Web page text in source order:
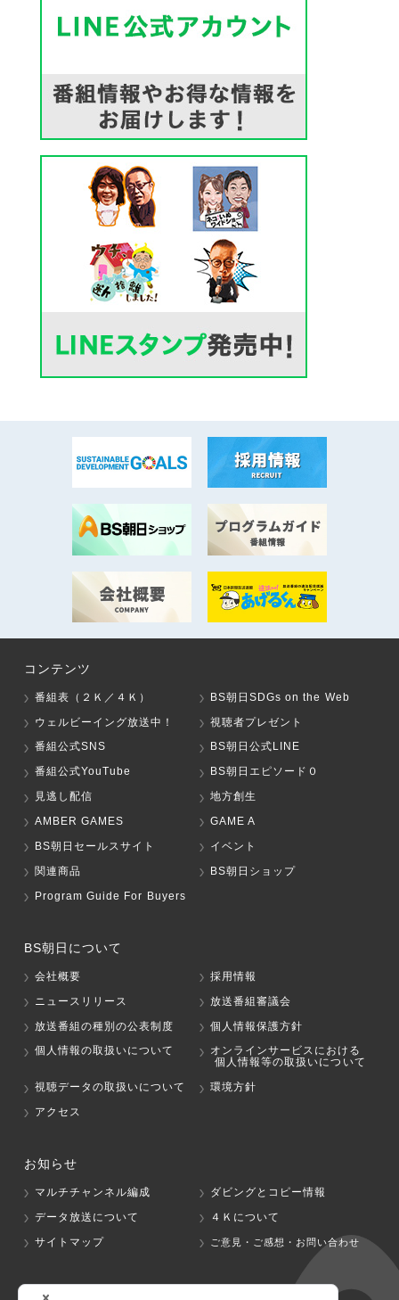
コンテンツ
番組表（２Ｋ／４Ｋ）
BS朝日SDGs on the Web
ウェルビーイング放送中！
視聴者プレゼント
番組公式SNS
BS朝日公式LINE
番組公式YouTube
BS朝日エピソード０
見逃し配信
地方創生
AMBER GAMES
GAME A
BS朝日セールスサイト
イベント
関連商品
BS朝日ショップ
Program Guide For Buyers
BS朝日について
会社概要
採用情報
ニュースリリース
放送番組審議会
放送番組の種別の公表制度
個人情報保護方針
個人情報の取扱いについて
オンラインサービスにおける
個人情報等の取扱いについて
視聴データの取扱いについて
環境方針
アクセス
お知らせ
マルチチャンネル編成
ダビングとコピー情報
データ放送について
４Ｋについて
サイトマップ
ご意見・ご感想・お問い合わせ
グループ会社